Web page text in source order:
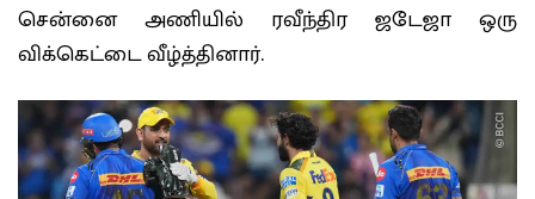
சென்னை அணியில் ரவீந்திர ஜடேஜா ஒரு
விக்கெட்டை வீழ்த்தினார்.